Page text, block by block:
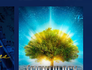
UTFORSK
SERIEN